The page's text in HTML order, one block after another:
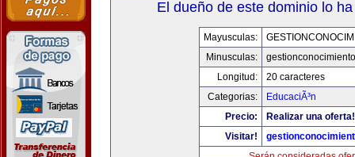
El dueño de este dominio lo
Mayusculas:
Minusculas:
Longitud:
20 caracteres
Categorias:
EducaciÃ³n
Precio:
Realizar una oferta!
Visitar!